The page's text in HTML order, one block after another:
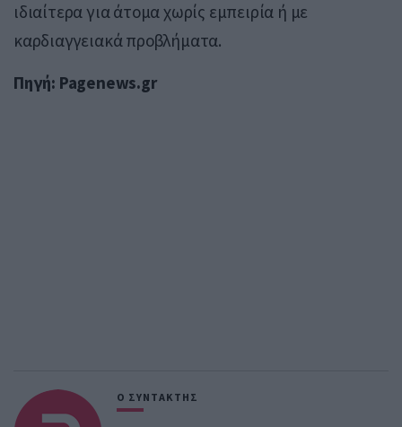
ιδιαίτερα για άτομα χωρίς εμπειρία ή με
καρδιαγγειακά προβλήματα.
Πηγή: Pagenews.gr
Ο ΣΥΝΤΑΚΤΗΣ